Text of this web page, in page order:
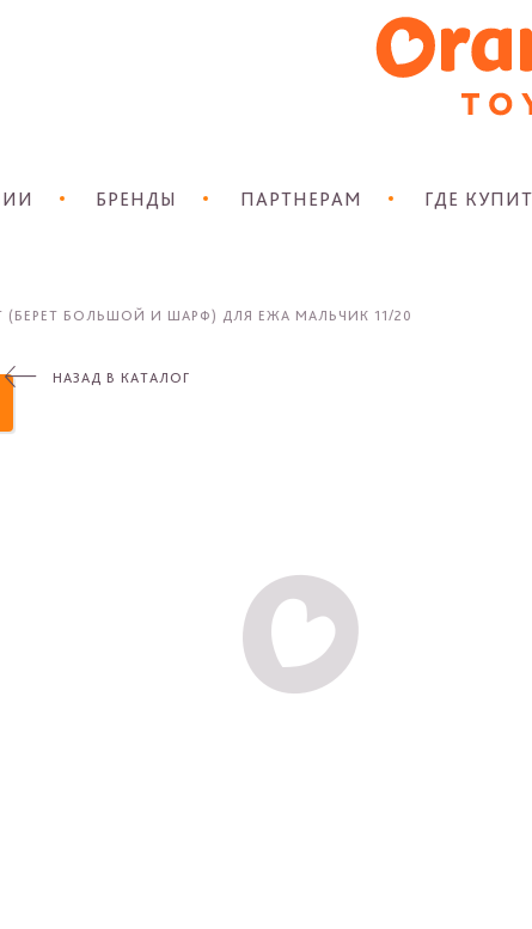
БРЕНДЫ ПАРТНЕРАМ ГДЕ
(БЕРЕТ БОЛЬШОЙ И ШАРФ) ДЛЯ ЕЖА МАЛЬЧИК 11/20
НАЗАД В КАТАЛОГ